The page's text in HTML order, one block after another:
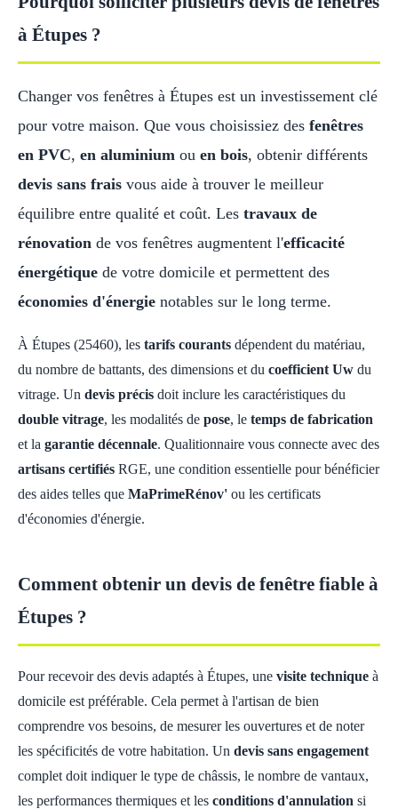
à Étupes ?
Changer vos fenêtres à Étupes est un investissement clé
pour votre maison. Que vous choisissiez des fenêtres
en PVC, en aluminium ou en bois, obtenir différents
devis sans frais vous aide à trouver le meilleur
équilibre entre qualité et coût. Les travaux de
rénovation de vos fenêtres augmentent l'efficacité
énergétique de votre domicile et permettent des
économies d'énergie notables sur le long terme.
À Étupes (25460), les tarifs courants dépendent du matériau,
du nombre de battants, des dimensions et du coefficient Uw du
vitrage. Un devis précis doit inclure les caractéristiques du
double vitrage, les modalités de pose, le temps de fabrication
et la garantie décennale. Qualitionnaire vous connecte avec des
artisans certifiés RGE, une condition essentielle pour bénéficier
des aides telles que MaPrimeRénov' ou les certificats
d'économies d'énergie.
Comment obtenir un devis de fenêtre fiable à
Étupes ?
Pour recevoir des devis adaptés à Étupes, une visite technique à
domicile est préférable. Cela permet à l'artisan de bien
comprendre vos besoins, de mesurer les ouvertures et de noter
les spécificités de votre habitation. Un devis sans engagement
complet doit indiquer le type de châssis, le nombre de vantaux,
les performances thermiques et les conditions d'annulation si